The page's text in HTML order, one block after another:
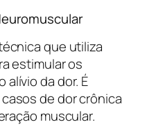
que utiliza
estimular os
alívio da dor. É
de dor crônica
muscular.